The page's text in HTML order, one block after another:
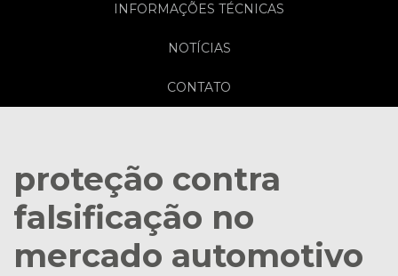
INFORMAÇÕES TÉCNICAS
NOTÍCIAS
CONTATO
proteção contra
falsificação no
mercado automotivo